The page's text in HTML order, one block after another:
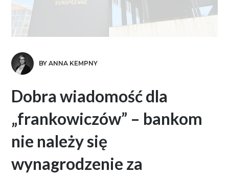
BY ANNA KEMPNY
Dobra wiadomość dla
„frankowiczów” – bankom
nie należy się
wynagrodzenie za